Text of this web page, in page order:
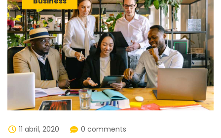
11 abril, 2020 0 comments